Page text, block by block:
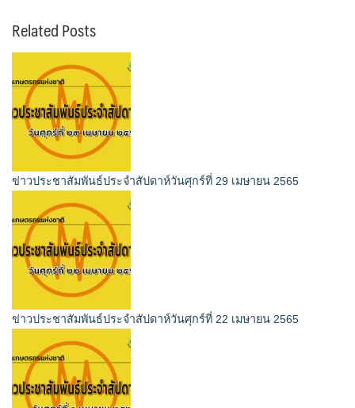
Related Posts
ข่าวประชาสัมพันธ์ประจำสัปดาห์วันศุกร์ที่ 29 เมษายน 2565
ข่าวประชาสัมพันธ์ประจำสัปดาห์วันศุกร์ที่ 22 เมษายน 2565